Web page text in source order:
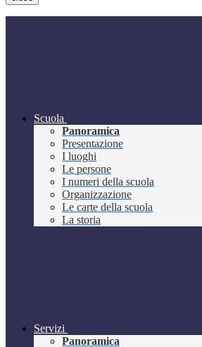
Scuola
Panoramica
Presentazione
I luoghi
Le persone
I numeri della scuola
Organizzazione
Le carte della scuola
La storia
Servizi
Panoramica